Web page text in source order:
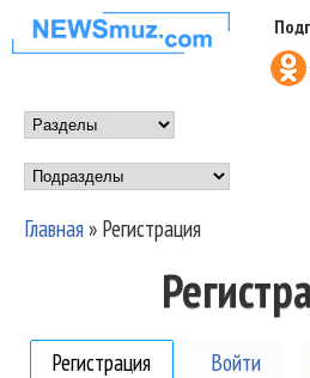
Перейти к
НОВОСТИ
МУЗЫКИ И
ШОУ БИЗНЕСА
NEWSMUZ.COM
Main menu
Подразделы
Главная» Регистрация
Регистрация (активная вкладка)
Войти